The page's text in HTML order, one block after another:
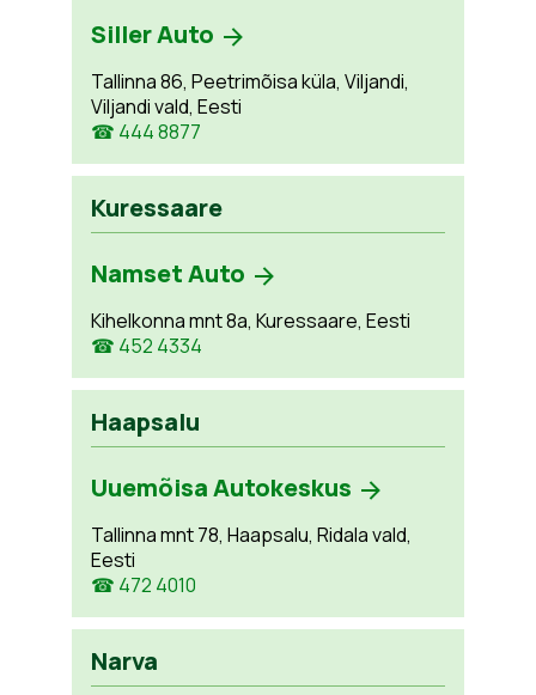
Siller Auto
Tallinna 86, Peetrimõisa küla, Viljandi,
Viljandi vald, Eesti
☎ 444 8877
Kuressaare
Namset Auto
Kihelkonna mnt 8a, Kuressaare, Eesti
☎ 452 4334
Haapsalu
Uuemõisa Autokeskus
Tallinna mnt 78, Haapsalu, Ridala vald,
Eesti
☎ 472 4010
Narva